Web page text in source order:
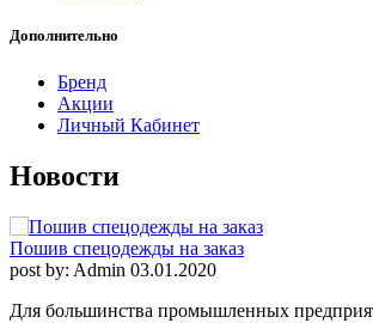
Дополнительно
Бренд
Акции
Личный Кабинет
Новости
Пошив спецодежды на заказ
post by: Admin 03.01.2020
Для большинства промышленных